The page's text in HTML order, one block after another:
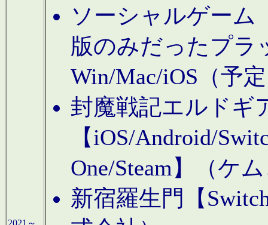
2021～
ソーシャルゲーム
版のみだったプラ
Win/Mac/iOS（予
封魔戦記エルドギ
【iOS/Android/
One/Steam】（ケ
新宿羅生門【